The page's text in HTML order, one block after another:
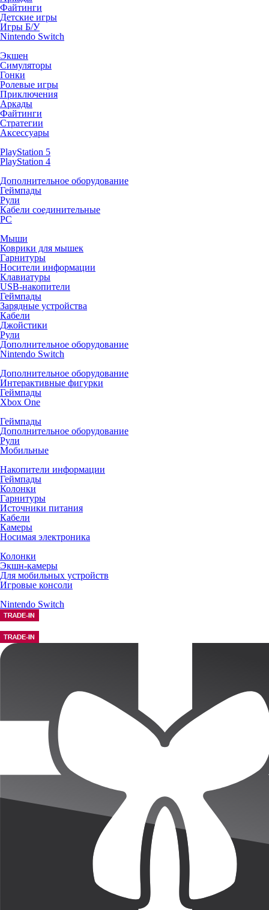
Файтинги
Детские игры
Игры Б/У
Nintendo Switch
Экшен
Симуляторы
Гонки
Ролевые игры
Приключения
Аркады
Файтинги
Стратегии
Аксессуары
PlayStation 5
PlayStation 4
Дополнительное оборудование
Геймпады
Рули
Кабели соединительные
PC
Мыши
Коврики для мышек
Гарнитуры
Носители информации
Клавиатуры
USB-накопители
Геймпады
Зарядные устройства
Кабели
Джойстики
Рули
Дополнительное оборудование
Nintendo Switch
Дополнительное оборудование
Интерактивные фигурки
Геймпады
Xbox One
Геймпады
Дополнительное оборудование
Рули
Мобильные
Накопители информации
Геймпады
Колонки
Гарнитуры
Источники питания
Кабели
Камеры
Носимая электроника
Колонки
Экшн-камеры
Для мобильных устройств
Игровые консоли
Nintendo Switch